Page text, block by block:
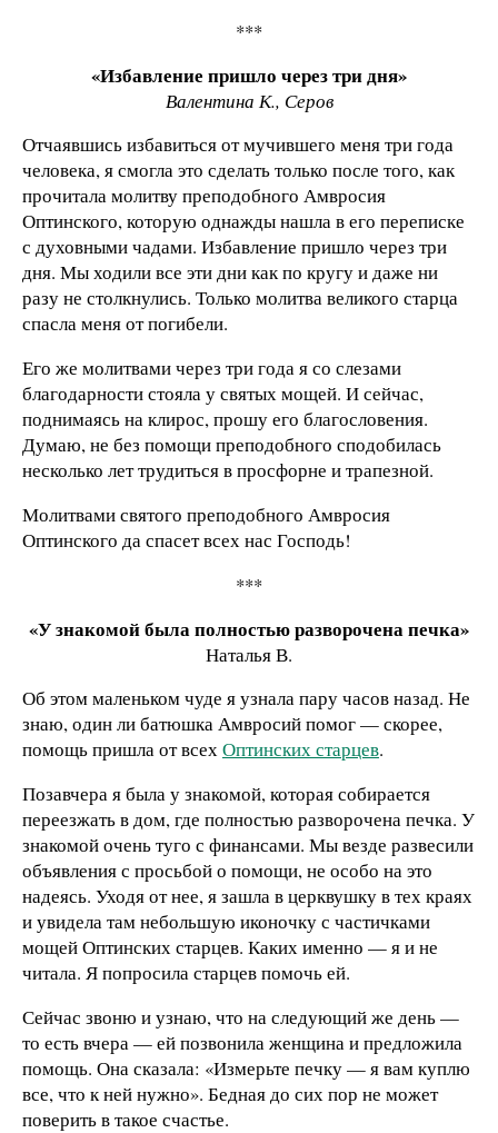
***
«Избавление пришло через три дня»
Валентина К., Серов
Отчаявшись избавиться от мучившего меня три года
человека, я смогла это сделать только после того, как
прочитала молитву преподобного Амвросия
Оптинского, которую однажды нашла в его переписке
с духовными чадами. Избавление пришло через три
дня. Мы ходили все эти дни как по кругу и даже ни
разу не столкнулись. Только молитва великого старца
спасла меня от погибели.
Его же молитвами через три года я со слезами
благодарности стояла у святых мощей. И сейчас,
поднимаясь на клирос, прошу его благословения.
Думаю, не без помощи преподобного сподобилась
несколько лет трудиться в просфорне и трапезной.
Молитвами святого преподобного Амвросия
Оптинского да спасет всех нас Господь!
***
«У знакомой была полностью разворочена печка»
Наталья В.
Об этом маленьком чуде я узнала пару часов назад. Не
знаю, один ли батюшка Амвросий помог — скорее,
помощь пришла от всехОптинских старцев.
Позавчера я была у знакомой, которая собирается
переезжать в дом, где полностью разворочена печка. У
знакомой очень туго с финансами. Мы везде развесили
объявления с просьбой о помощи, не особо на это
надеясь. Уходя от нее, я зашла в церквушку в тех краях
и увидела там небольшую иконочку с частичками
мощей Оптинских старцев. Каких именно — я и не
читала. Я попросила старцев помочь ей.
Сейчас звоню и узнаю, что на следующий же день —
то есть вчера — ей позвонила женщина и предложила
помощь. Она сказала: «Измерьте печку — я вам куплю
все, что к ней нужно». Бедная до сих пор не может
поверить в такое счастье.